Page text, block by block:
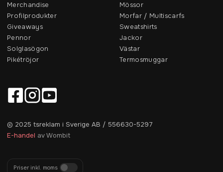
Merchandise
Profilprodukter
Giveaways
Pennor
Solglasögon
Pikétröjor
Mössor
Morfar / Multiscarfs
Sweatshirts
Jackor
Västar
Termosmuggar
© 2025 tsreklam i Sverige AB / 556630-5297
E-handel av Wombit
Priser inkl. moms